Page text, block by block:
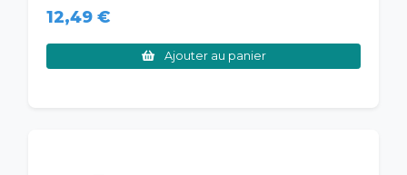
12,49 €
Ajouter au panier